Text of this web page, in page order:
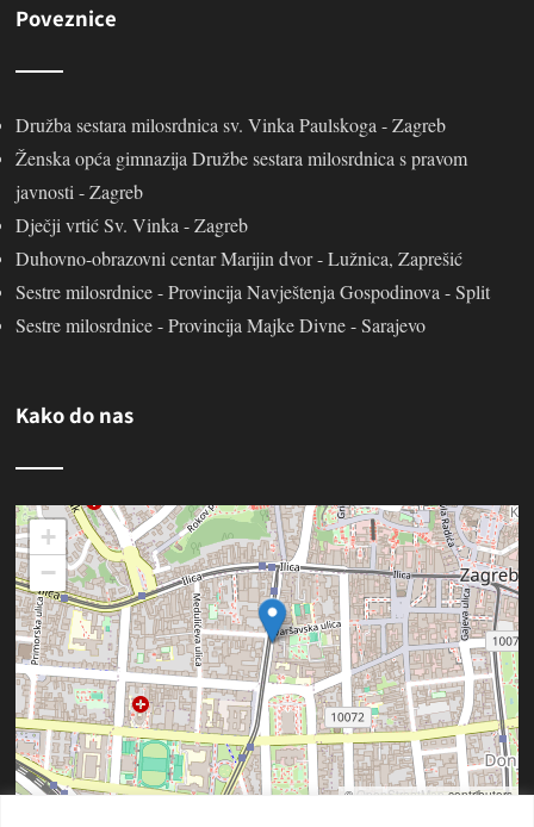
Poveznice
Družba sestara milosrdnica sv. Vinka Paulskoga - Zagreb
Ženska opća gimnazija Družbe sestara milosrdnica s pravom
javnosti - Zagreb
Dječji vrtić Sv. Vinka - Zagreb
Duhovno-obrazovni centar Marijin dvor - Lužnica, Zaprešić
Sestre milosrdnice - Provincija Navještenja Gospodinova - Split
Sestre milosrdnice - Provincija Majke Divne - Sarajevo
Kako do nas
+
−
©OpenStreetMapcontributors